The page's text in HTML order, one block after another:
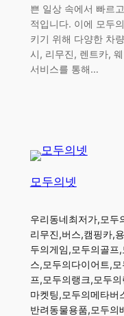
쁜 일상 속에서 빠르
적입니다. 이에 모두
키기 위해 다양한 차
시, 리무진, 렌트카,
서비스를 통해…
모두의넷
우리동네최저가,모두
리무진,버스,캠핑카,
두의게임,모두의골프
스,모두의다이어트,
프,모두의랭크,모두
마켓팅,모두의메타버
반려동물용품,모두의